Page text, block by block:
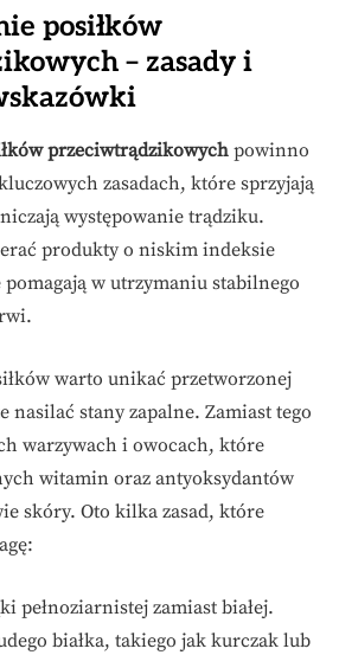
posiłków
– zasady i
przeciwtrądzikowych powinno
zasadach, które sprzyjają
występowanie trądziku.
produkty o niskim indeksie
w utrzymaniu stabilnego
warto unikać przetworzonej
nasilać stany zapalne. Zamiast tego
warzywach i owocach, które
witamin oraz antyoksydantów
skóry. Oto kilka zasad, które
pełnoziarnistej zamiast białej.
białka, takiego jak kurczak lub